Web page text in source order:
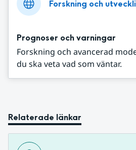
Forskning och
Prognoser och varningar
Forskning och avancerad
du ska veta vad som väntar.
Relaterade länkar